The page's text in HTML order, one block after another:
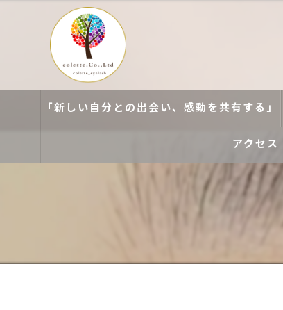
「新しい自分との出会い、感動を共有する」
アクセス